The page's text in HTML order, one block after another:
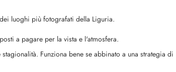
luoghi più fotografati della Liguria.
a pagare per la vista e l'atmosfera.
Funziona bene se abbinato a una strategia di